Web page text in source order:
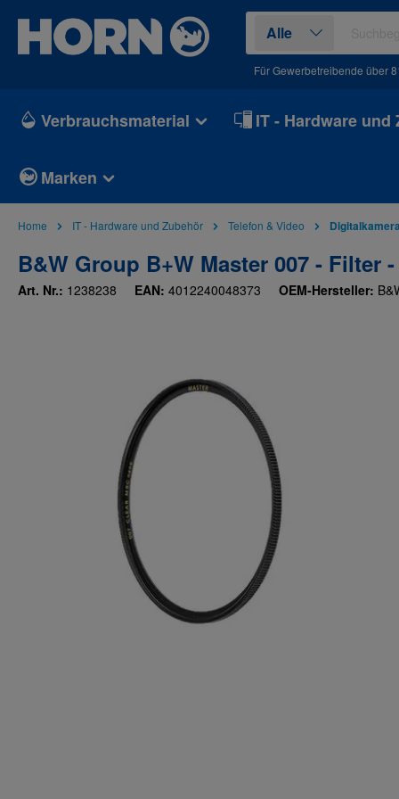
Zur Hauptnavigation springen
Alle
Für Gewerbetreibende über
Verbrauchsmaterial IT - Hardware und
Marken
Home IT - Hardware und Zubehör Telefon & Video
B&W Group B+W Master 007 - Filter
Art. Nr.: 1238238 EAN: 4012240048373 OEM-Hersteller: